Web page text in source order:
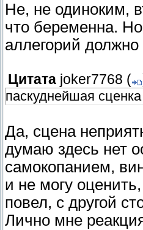
Не, не одиноким,
что беременна.
аллегорий
Цитата joker7768 (
паскуднейшая
Да, сцена
думаю здесь нет
самокопанием,
и не могу
повел, с другой
Лично мне